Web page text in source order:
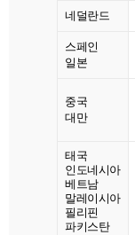
네덜란드
스페인
일본
중국
대만
태국
인도네시아
베트남
말레이시아
필리핀
파키스탄